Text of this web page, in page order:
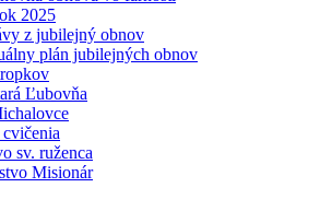
2025
z jubilejný obnov
plán jubilejných obnov
Ľubovňa
sv. ruženca
Misionár